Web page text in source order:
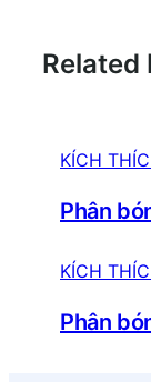
Related
KÍCH
Phân
KÍCH
Phân